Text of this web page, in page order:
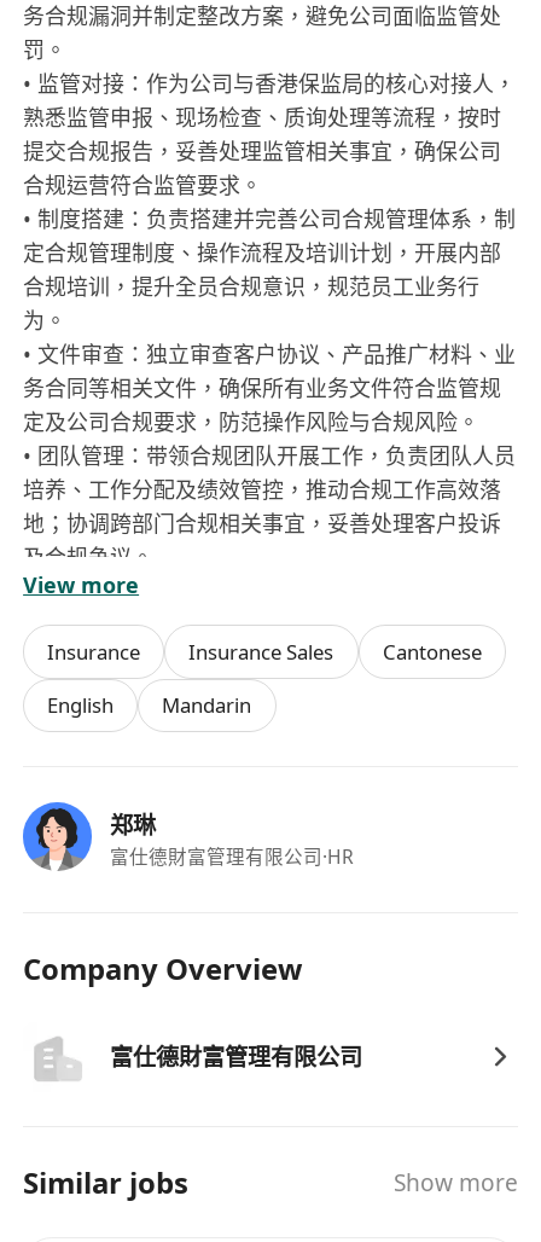
务合规漏洞并制定整改方案，避免公司面临监管处
罚。
• 监管对接：作为公司与香港保监局的核心对接人，
熟悉监管申报、现场检查、质询处理等流程，按时
提交合规报告，妥善处理监管相关事宜，确保公司
合规运营符合监管要求。
• 制度搭建：负责搭建并完善公司合规管理体系，制
定合规管理制度、操作流程及培训计划，开展内部
合规培训，提升全员合规意识，规范员工业务行
为。
• 文件审查：独立审查客户协议、产品推广材料、业
务合同等相关文件，确保所有业务文件符合监管规
定及公司合规要求，防范操作风险与合规风险。
• 团队管理：带领合规团队开展工作，负责团队人员
培养、工作分配及绩效管控，推动合规工作高效落
地；协调跨部门合规相关事宜，妥善处理客户投诉
及合规争议。
• 合规备案：配合公司完成保监局相关备案、审查工
作，履行RO法定职责；若离职，需配合完成新RO
委任及监管备案交接，确保符合保监局3个月内委任
新RO的要求。
• 新规跟进：持续关注香港保险行业监管新规及行业
（一）基本条件
• 身份：持有香港永久居民身份证，或持有效香港工
审查。
• 操守：无刑事犯罪记录（尤其金融欺诈、贪污、洗
钱等相关罪名），无破产未复权、重大债务违约记
录，近5年未因违反《保险业条例》等相关法规被行
• 语言：精通英文、粤语、普通话，具备流利的听、
说、读、写能力，可熟练处理中英文监管文件、汇
View more
Insurance Insurance Sales
Cantonese
English
Mandarin
郑琳
富仕德財富管理有限公司·HR
Company Overview
富仕德財富管理有限公司
Similar jobs Show more